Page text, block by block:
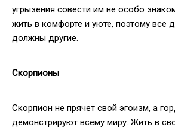
угрызения совести им не особо
жить в комфорте и уюте, поэтому все
должны другие.
Скорпионы
Скорпион не прячет свой эгоизм, а
демонстрируют всему миру. Жить в